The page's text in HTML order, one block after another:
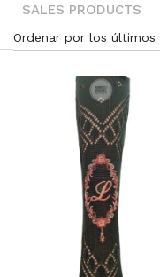
Cintas
Muselina Inglesa
CANCANES Y ENAGUAS
Margarita Vercher
Alicante y Castellón
SALES PRODUCTS
Ordenar por los últimos